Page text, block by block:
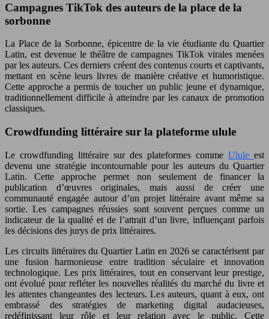
Campagnes TikTok des auteurs de la place de la
sorbonne
La Place de la Sorbonne, épicentre de la vie étudiante du Quartier
Latin, est devenue le théâtre de campagnes TikTok virales menées
par les auteurs. Ces derniers créent des contenus courts et captivants,
mettant en scène leurs livres de manière créative et humoristique.
Cette approche a permis de toucher un public jeune et dynamique,
traditionnellement difficile à atteindre par les canaux de promotion
classiques.
Crowdfunding littéraire sur la plateforme ulule
Le crowdfunding littéraire sur des plateformes comme Ulule est
devenu une stratégie incontournable pour les auteurs du Quartier
Latin. Cette approche permet non seulement de financer la
publication d’œuvres originales, mais aussi de créer une
communauté engagée autour d’un projet littéraire avant même sa
sortie. Les campagnes réussies sont souvent perçues comme un
indicateur de la qualité et de l’attrait d’un livre, influençant parfois
les décisions des jurys de prix littéraires.
Les circuits littéraires du Quartier Latin en 2026 se caractérisent par
une fusion harmonieuse entre tradition séculaire et innovation
technologique. Les prix littéraires, tout en conservant leur prestige,
ont évolué pour refléter les nouvelles réalités du marché du livre et
les attentes changeantes des lecteurs. Les auteurs, quant à eux, ont
embrassé des stratégies de marketing digital audacieuses,
redéfinissant leur rôle et leur relation avec le public. Cette